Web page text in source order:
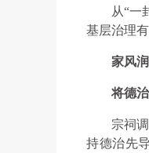
从“一
基层治理
家风
将德
宗祠
持德治先